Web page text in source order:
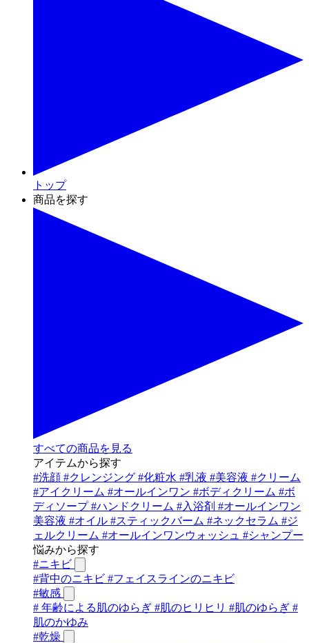
トップ
商品を探す
すべての商品を見る
アイテムから探す
#洗顔 #クレンジング #化粧水 #乳液 #美容液 #クリーム
#アイクリーム #オールインワン #ボディクリーム #ボ
ディソープ#ハンドクリーム #入浴剤 #オールインワン
美容液 #オイル #スティックバーム #ネックセラム #ジ
ェルクリーム #オールインワンウォッシュ #シャンプー
悩みから探す
#ニキビ
#背中のニキビ #フェイスラインのニキビ
#敏感
# 年齢による肌のゆらぎ #肌のヒリヒリ #肌のゆらぎ #
肌のかゆみ
#乾燥